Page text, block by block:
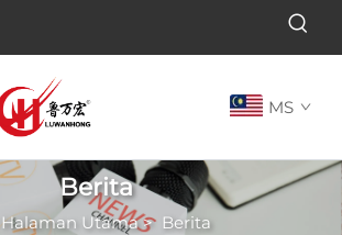
MS
Berita
Halaman Utama> Berita